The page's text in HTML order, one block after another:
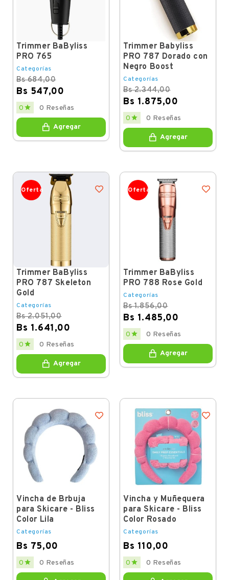
Trimmer BaByliss
PRO 765
Categorías
Bs 684,00
Bs 547,00
Regular
price
Price
0  0 Reseñas
Agregar
Trimmer Babyliss
PRO 787 Dorado con
Negro Boost
Categorías
Bs 2.344,00
Bs 1.875,00
Regular
price
Price
0  0 Reseñas
Agregar
Oferta
Trimmer BaByliss
PRO 787 Skeleton
Gold
Categorías
Bs 2.051,00
Bs 1.641,00
Regular
price
Price
0  0 Reseñas
Agregar
Oferta
Trimmer BaByliss
PRO 788 Rose Gold
Categorías
Bs 1.856,00
Bs 1.485,00
Regular
price
Price
0  0 Reseñas
Agregar
Vincha de Brbuja
para Skicare - Bliss
Color Lila
Categorías
Bs 75,00
Price
0  0 Reseñas
Vincha y Muñequera
para Skicare - Bliss
Color Rosado
Categorías
Bs 110,00
Price
0  0 Reseñas